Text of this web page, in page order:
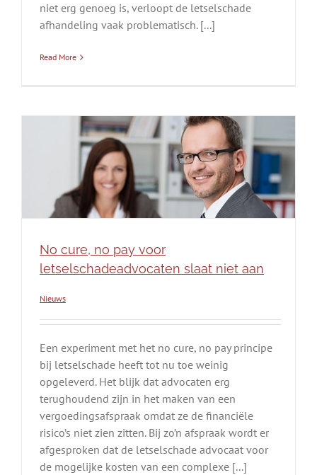
niet erg genoeg is, verloopt de letselschade
afhandeling vaak problematisch. [...]
Read More
No cure, no pay voor
letselschadeadvocaten slaat niet aan
Nieuws
Een experiment met het no cure, no pay principe
bij letselschade heeft tot nu toe weinig
opgeleverd. Het blijk dat advocaten erg
terughoudend zijn in het maken van een
vergoedingsafspraak omdat ze de financiële
risico’s niet zien zitten. Bij zo’n afspraak wordt er
afgesproken dat de letselschade advocaat voor
de mogelijke kosten van een complexe [...]